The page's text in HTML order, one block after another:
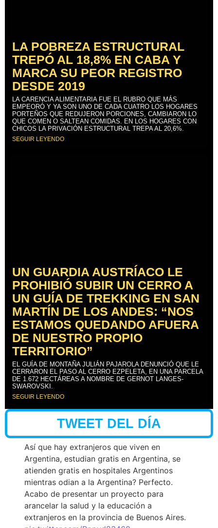
LA POBREZA ESTRUCTURAL
TREPÓ AL 18,8% EN CABA Y
MARCA SU PEOR REGISTRO
DESDE 2019
LA CARENCIA ALIMENTARIA FUE EL RUBRO QUE MÁS
EMPEORÓ Y YA SON UNO DE CADA CUATRO LOS HOGARES
PORTEÑOS QUE REDUJERON PORCIONES, CAMBIARON LO
QUE COMEN O SALTEAN COMIDAS. EN LOS HOGARES CON
CHICOS LA PRIVACIÓN ESTRUCTURAL TREPA AL 20,6%.
SEGUIR LEYENDO
UN GUARDIA AUSTRÍACO LE
PROHIBIÓ SUBIR UN CERRO A
UN GUÍA DE TREKKING EN SAN
MARTÍN DE LOS ANDES: “NOS
ESTAMOS QUEDANDO AFUERA
DE NUESTRO PROPIO
TERRITORIO”
EL GUÍA DE MONTAÑA JULIÁN PAJAROLA DENUNCIÓ QUE LE
CERRARON EL PASO AL CERRO EZPELETA, EN UNA PARCELA
DE 1.672 HECTÁREAS A NOMBRE DE GERNOT LANGES-
SWAROVSKI.
SEGUIR LEYENDO
TWEET DEL DÍA
Así que hay extranjeros que viven en
Argentina, estudian gratis en Argentina, se
atienden gratis en hospitales Argentinos
mientras odian a la Argentina? Perfecto.
Acabo de presentar un proyecto para
arancelar la salud y la educación a
extranjeros en la provincia de Buenos Aires.